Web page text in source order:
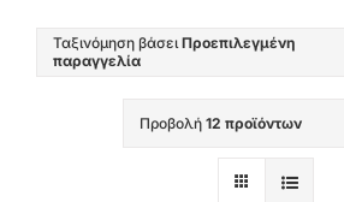
Ταξινόμηση βάσειΠροεπιλεγμένη
παραγγελία
Προβολή 12 προϊόντων